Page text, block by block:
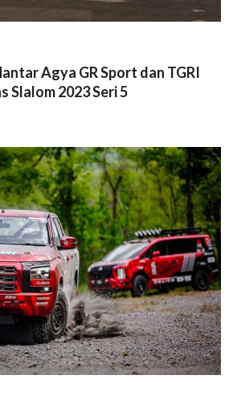
Agya GR Sport dan TGRI
Slalom 2023 Seri 5